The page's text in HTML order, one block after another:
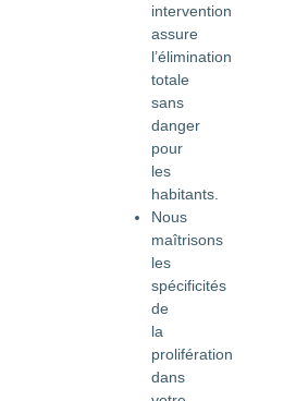
intervention
assure
l’élimination
totale
sans
danger
pour
les
habitants.
Nous
maîtrisons
les
spécificités
de
la
prolifération
dans